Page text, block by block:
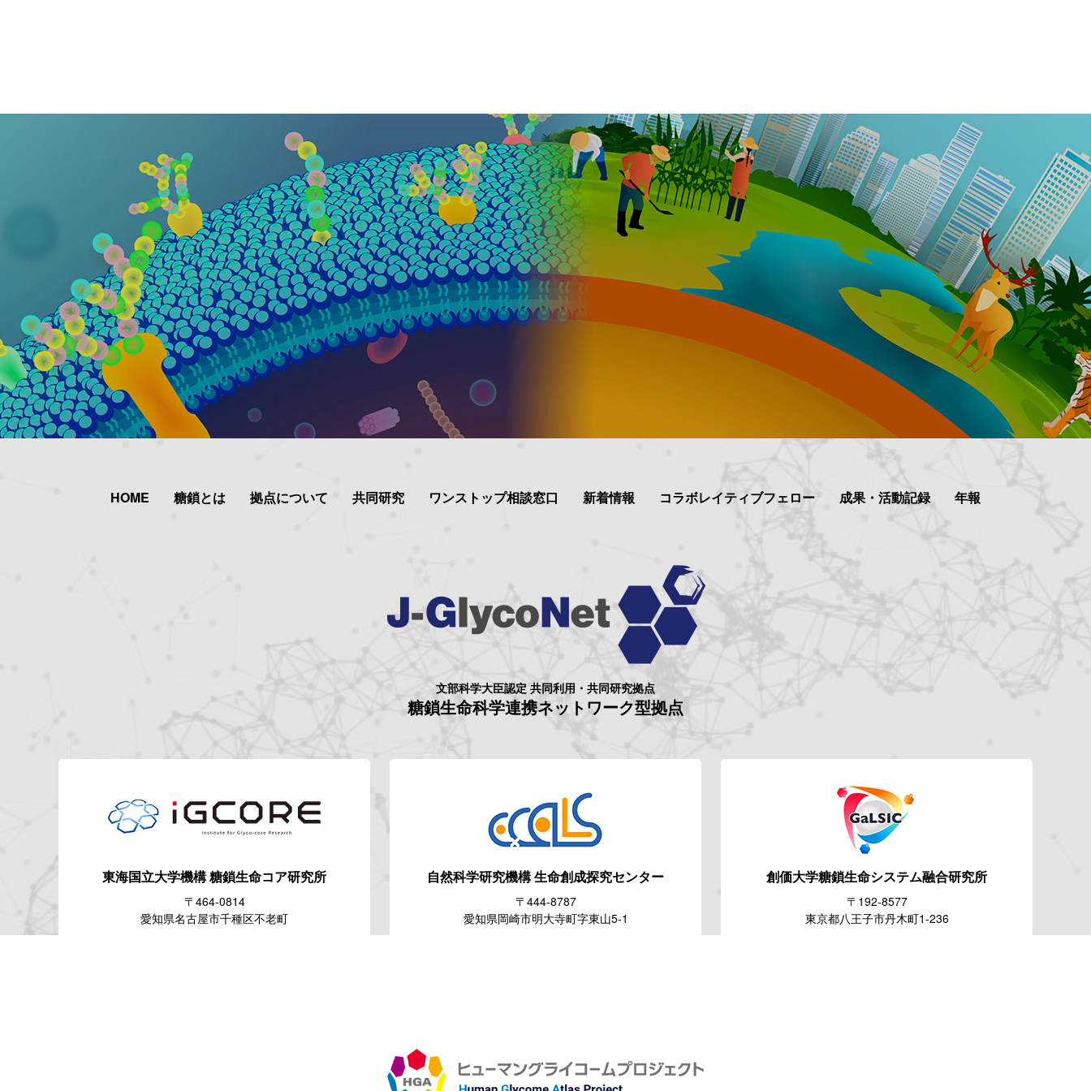
HOME 糖鎖とは 拠点について 共同研究 ワンストップ相談窓口 新着情報 コラボレイティブフェロー 成果・活動記録 年報
文部科学大臣認定 共同利用・共同研究拠点
糖鎖生命科学連携ネットワーク型拠点
東海国立大学機構糖鎖生命コア研究所
〒464-0814
愛知県名古屋市千種区不老町
自然科学研究機構生命創成探究センター
〒444-8787
愛知県岡崎市明大寺町字東山5-1
創価大学糖鎖生命システム融合研究所
〒192-8577
東京都八王子市丹木町1-236